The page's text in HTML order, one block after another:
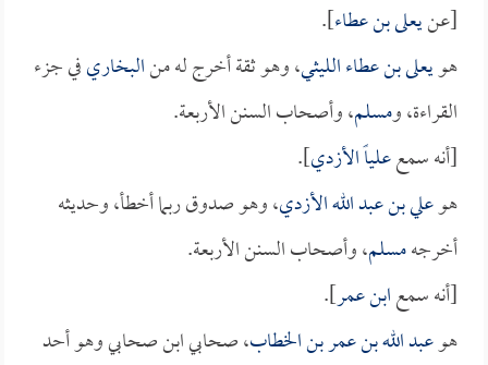
[عنيعلى بن عطاء].
هويعلى بن عطاء الليثي، وهو ثقة أخرج له منالبخاريفي جزء
القراءة، ومسلم، وأصحاب السنن الأربعة.
[أنه سمععلياً الأزدي].
هوعلي بن عبد الله الأزدي، وهو صدوق ربما أخطأ، وحديثه
أخرجهمسلم، وأصحاب السنن الأربعة.
[أنه سمعابن عمر].
هوعبد الله بن عمر بن الخطاب، صحابي ابن صحابي وهو أحد